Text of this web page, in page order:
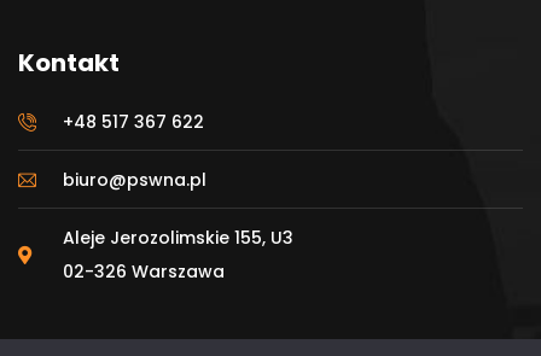
Kontakt
+48 517 367 622
biuro@pswna.pl
Aleje Jerozolimskie 155, U3
02-326 Warszawa